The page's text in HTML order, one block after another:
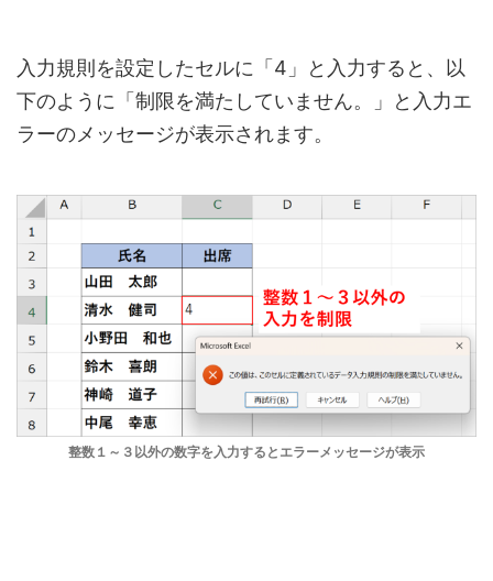
入力規則を設定したセルに「4」と入力すると、以
下のように「制限を満たしていません。」と入力エ
ラーのメッセージが表示されます。
整数１～３以外の数字を入力するとエラーメッセージが表示